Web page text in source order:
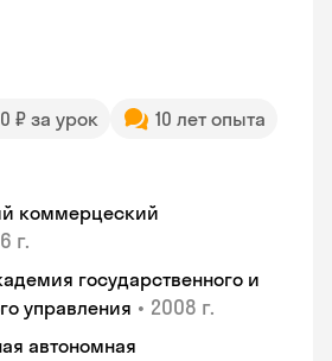
₽ за урок
10 лет опыта
коммерцеский
г.
государственного и
управления • 2008 г.
автономная